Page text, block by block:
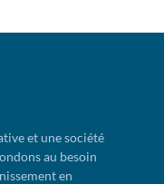
et une société
au besoin
en